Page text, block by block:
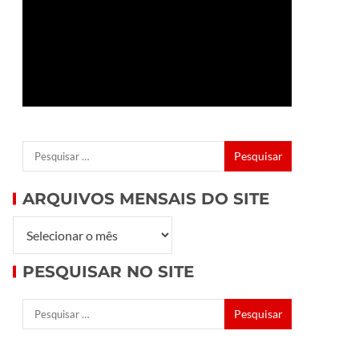
ARQUIVOS MENSAIS DO SITE
PESQUISAR NO SITE